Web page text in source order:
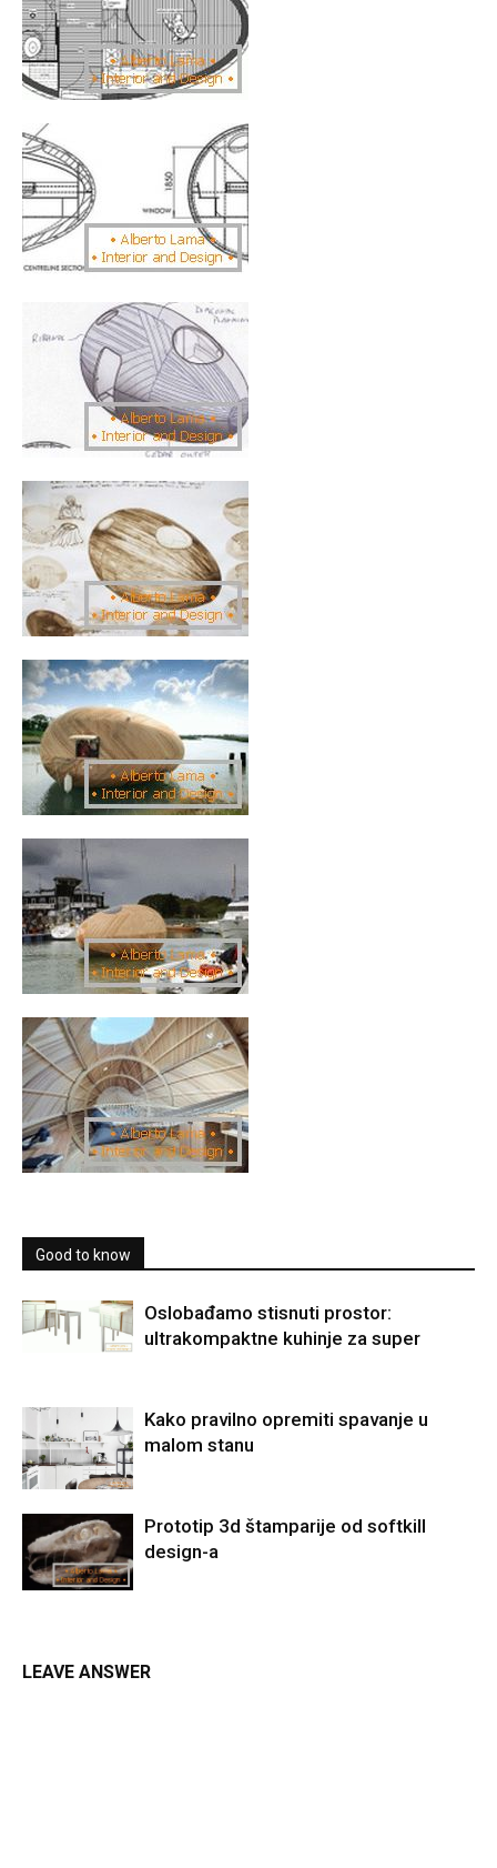
Good to know
Oslobađamo stisnuti prostor:
ultrakompaktne kuhinje za super
Kako pravilno opremiti spavanje u
malom stanu
Prototip 3d štamparije od softkill
design-a
LEAVE ANSWER